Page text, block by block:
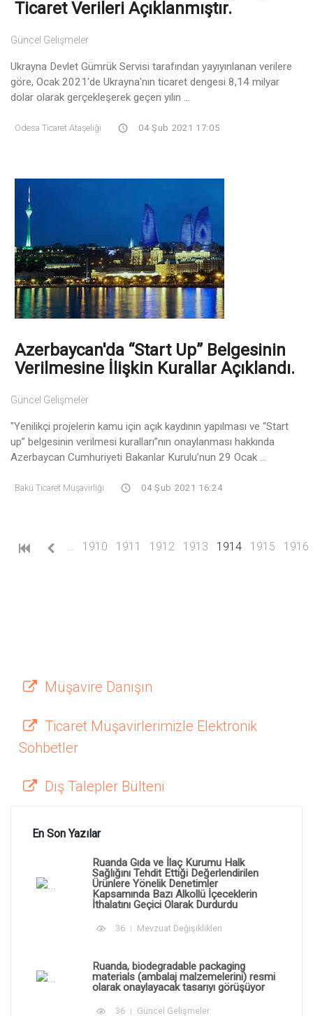
Ticaret Verileri Açıklanmıştır.
Güncel Gelişmeler
Ukrayna Devlet Gümrük Servisi tarafından yayıyınlanan verilere
göre, Ocak 2021'de Ukrayna'nın ticaret dengesi 8,14 milyar
dolar olarak gerçekleşerek geçen yılın ...
Odesa Ticaret Ataşeliği 04 Şub 2021 17:05
Azerbaycan'da “Start Up” Belgesinin
Verilmesine İlişkin Kurallar Açıklandı.
Güncel Gelişmeler
"Yenilikçi projelerin kamu için açık kaydının yapılması ve “Start
up” belgesinin verilmesi kuralları”nın onaylanması hakkında
Azerbaycan Cumhuriyeti Bakanlar Kurulu’nun 29 Ocak ...
Bakü Ticaret Müşavirliği 04 Şub 2021 16:24
1910 1911 1912 1913 1914(current)
1915 1916
Müşavire Danışın
Ticaret Müşavirlerimizle Elektronik
Sohbetler
Dış Talepler Bülteni
En Son Yazılar
Ruanda Gıda ve İlaç Kurumu Halk
Sağlığını Tehdit Ettiği Değerlendirilen
Ürünlere Yönelik Denetimler
Kapsamında Bazı Alkollü İçeceklerin
İthalatını Geçici Olarak Durdurdu
36 Mevzuat Değişiklikleri
Ruanda, biodegradable packaging
materials (ambalaj malzemelerini) resmi
olarak onaylayacak tasarıyı görüşüyor
36 Güncel Gelişmeler